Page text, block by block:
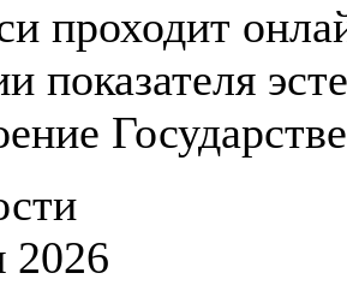
проходит
показателя
2026